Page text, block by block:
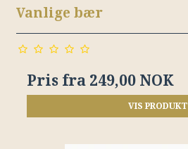
Vanlige bær
Pris fra 249,00 NOK
VIS PRODUKT